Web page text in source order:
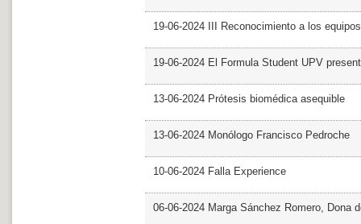
19-06-2024 III Reconocimiento a los
19-06-2024 El Formula Student UPV
13-06-2024 Prótesis biomédica asequible
13-06-2024 Monólogo Francisco Pedroche
10-06-2024 Falla Experience
06-06-2024 Marga Sánchez Romero, Dona